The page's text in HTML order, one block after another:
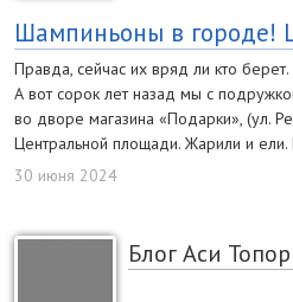
Шампиньоны в городе!
Правда, сейчас их вряд ли кто
А вот сорок лет назад мы с
во дворе магазина «Подарки», (ул.
Центральной площади. Жарили и ели.
30 июня 2024
Блог Аси